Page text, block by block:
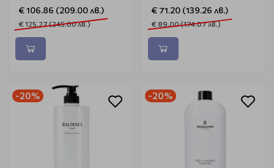
€ 106.86 (209.00 лв.)
€ 125.27 (245.00 лв.)
€ 71.20 (139.26 лв.)
€ 89.00 (174.07 лв.)
-20% -20%